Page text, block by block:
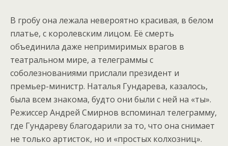
В гробу она лежала невероятно красивая, в белом
платье, с королевским лицом. Её смерть
объединила даже непримиримых врагов в
театральном мире, а телеграммы с
соболезнованиями прислали президент и
премьер-министр. Наталья Гундарева, казалось,
была всем знакома, будто они были с ней на «ты».
Режиссер Андрей Смирнов вспоминал телеграмму,
где Гундареву благодарили за то, что она снимает
не только артисток, но и «простых колхозниц».